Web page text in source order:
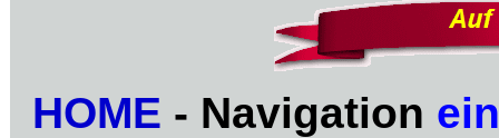
HOME - Navigation ein